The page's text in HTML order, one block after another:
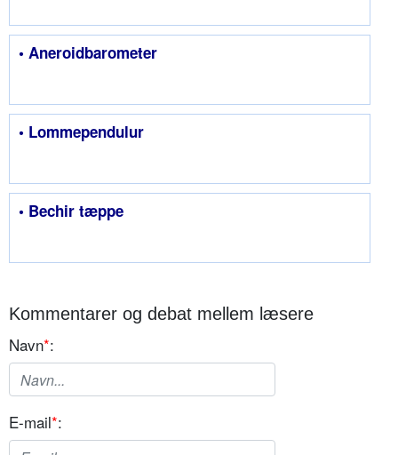
• Aneroidbarometer
• Lommependulur
• Bechir tæppe
Kommentarer og debat mellem læsere
Navn*:
E-mail*: